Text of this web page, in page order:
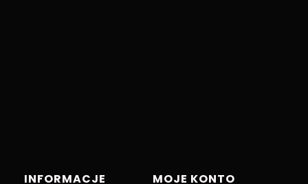
INFORMACJE MOJE KONTO